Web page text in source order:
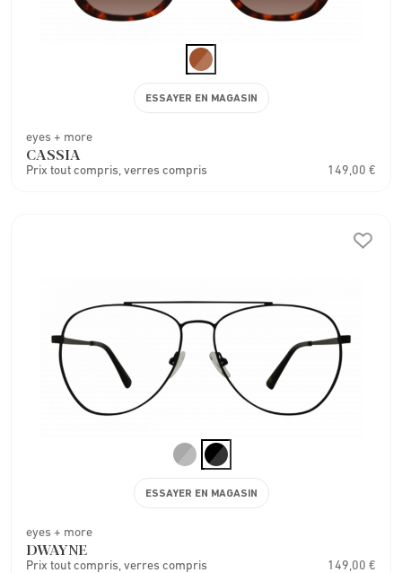
eyes + more
CASSIA
Prix tout compris, verres compris 149,00 €
ESSAYER EN MAGASIN
eyes + more
DWAYNE
Prix tout compris, verres compris 149,00 €
ESSAYER EN MAGASIN